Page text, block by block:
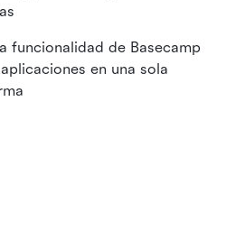
funcionalidad de Basecamp
en una sola